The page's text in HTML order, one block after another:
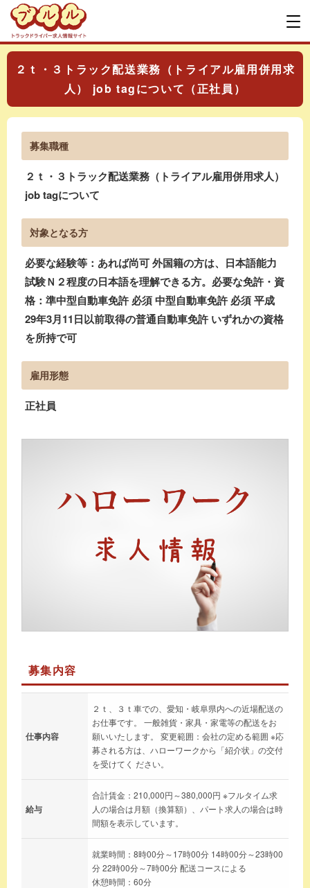
２ｔ・３トラック配送業務（トライアル雇用併用求
人） job tagについて（正社員）
募集職種
２ｔ・３トラック配送業務（トライアル雇用併用求人）
job tagについて
対象となる方
必要な経験等：あれば尚可 外国籍の方は、日本語能力
試験Ｎ２程度の日本語を理解できる方。必要な免許・資
格：準中型自動車免許 必須 中型自動車免許 必須 平成
29年3月11日以前取得の普通自動車免許 いずれかの資格
を所持で可
雇用形態
正社員
募集内容
仕事内容
２ｔ、３ｔ車での、愛知・岐阜県内への近場配送の
お仕事です。 一般雑貨・家具・家電等の配送をお
願いいたします。 変更範囲：会社の定める範囲 ※応
募される方は、ハローワークから「紹介状」の交付
を受けてく ださい。
給与
合計賃金：210,000円～380,000円 ※フルタイム求
人の場合は月額（換算額）、パート求人の場合は時
間額を表示しています。
就業時間：8時00分～17時00分 14時00分～23時00
分 22時00分～7時00分 配送コースによる
休憩時間：60分